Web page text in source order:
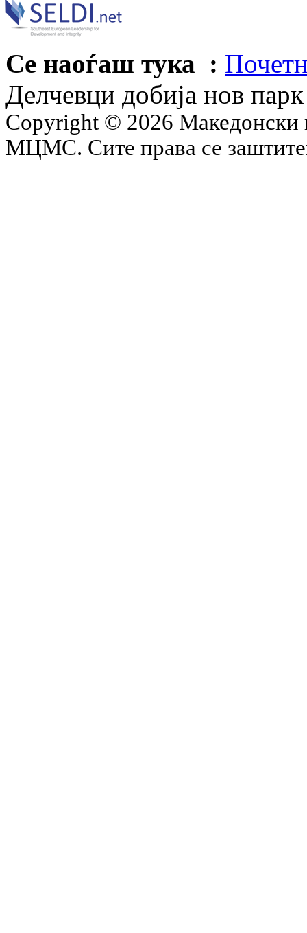
Се наоѓаш тука :
Делчевци добија нов
Copyright © 2026 Македонски
МЦМС. Сите права се